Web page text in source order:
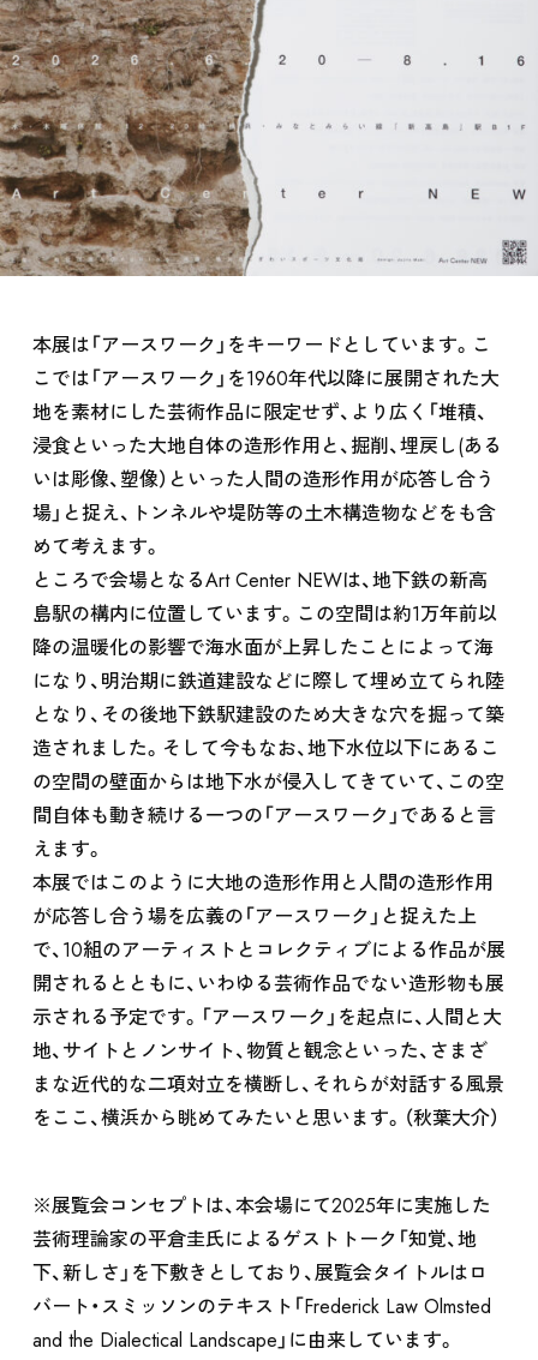
本展は「アースワーク」をキーワードとしています。こ
こでは「アースワーク」を1960年代以降に展開された大
地を素材にした芸術作品に限定せず、より広く「堆積、
浸食といった大地自体の造形作用と、掘削、埋戻し(ある
いは彫像、塑像）といった人間の造形作用が応答し合う
場」と捉え、トンネルや堤防等の土木構造物などをも含
めて考えます。
ところで会場となるArt Center NEWは、地下鉄の新高
島駅の構内に位置しています。この空間は約1万年前以
降の温暖化の影響で海水面が上昇したことによって海
になり、明治期に鉄道建設などに際して埋め立てられ陸
となり、その後地下鉄駅建設のため大きな穴を掘って築
造されました。そして今もなお、地下水位以下にあるこ
の空間の壁面からは地下水が侵入してきていて、この空
間自体も動き続ける一つの「アースワーク」であると言
えます。
本展ではこのように大地の造形作用と人間の造形作用
が応答し合う場を広義の「アースワーク」と捉えた上
で、10組のアーティストとコレクティブによる作品が展
開されるとともに、いわゆる芸術作品でない造形物も展
示される予定です。「アースワーク」を起点に、人間と大
地、サイトとノンサイト、物質と観念といった、さまざ
まな近代的な二項対立を横断し、それらが対話する風景
をここ、横浜から眺めてみたいと思います。（秋葉大介）
※展覧会コンセプトは、本会場にて2025年に実施した
芸術理論家の平倉圭氏によるゲストトーク「知覚、地
下、新しさ」を下敷きとしており、展覧会タイトルはロ
バート・スミッソンのテキスト「Frederick Law Olmsted
and the Dialectical Landscape」に由来しています。